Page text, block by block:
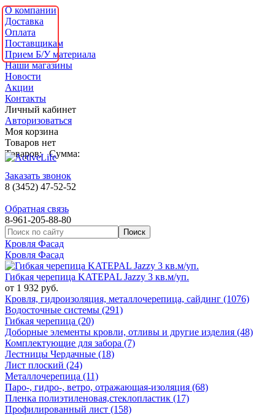
О компании
Доставка
Оплата
Поставщикам
Прием Б/У материала
Наши магазины
Новости
Акции
Контакты
Личный кабинет
Авторизоваться
Моя корзина
Товаров нет
Товаров: Сумма:
Заказать звонок
8 (3452) 47-52-52
Обратная связь
8-961-205-88-80
Кровля Фасад
Кровля Фасад
Гибкая черепица KATEPAL Jazzy 3 кв.м/уп.
от 1 932 руб.
Кровля, гидроизоляция, металлочерепица, сайдинг (1076)
Водосточные системы (291)
Гибкая черепица (20)
Доборные элементы кровли, отливы и другие изделия (48)
Комплектующие для забора (7)
Лестницы Чердачные (18)
Лист плоский (24)
Металлочерепица (11)
Паро-, гидро-, ветро, отражающая-изоляция (68)
Пленка полиэтиленовая,стеклопластик (17)
Профилированный лист (158)